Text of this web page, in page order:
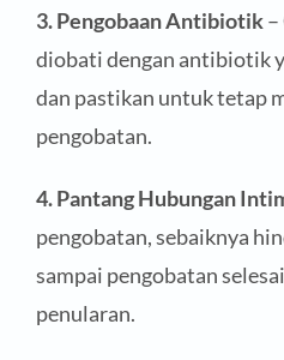
3. Pengobaan Antibiotik–
diobati dengan antibiotik
dan pastikan untuk tetap
pengobatan.
4. Pantang Hubungan
pengobatan, sebaiknya
sampai pengobatan
penularan.